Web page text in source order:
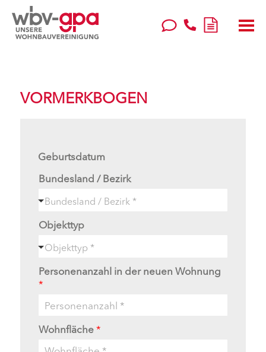
VORMERKBOGEN
Geburtsdatum
Bundesland / Bezirk
Objekttyp
Personenanzahl in der neuen Wohnung
*
Wohnfläche*